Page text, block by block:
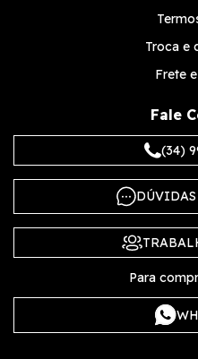
Troca e
Frete
Fale
(34)
DÚVIDAS
Para